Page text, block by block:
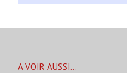
A VOIR AUSSI…